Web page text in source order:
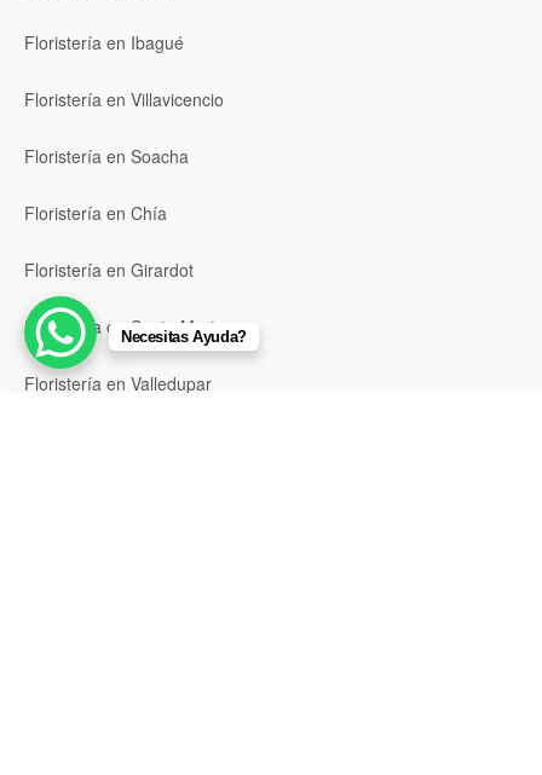
Floristería en Ibagué
Floristería en Villavicencio
Floristería en Soacha
Floristería en Chía
Floristería en Girardot
Floristería en Santa Marta
Floristería en Valledupar
Necesitas Ayuda?